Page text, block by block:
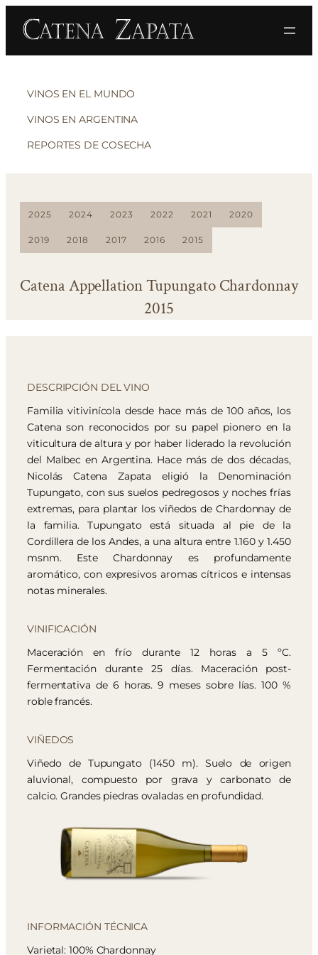
VINOS EN EL MUNDO
VINOS EN ARGENTINA
REPORTES DE COSECHA
2025 2024 2023 2022 2021 2020
2019 2018 2017 2016 2015
Catena Appellation Tupungato Chardonnay
2015
DESCRIPCIÓN DEL VINO
Familia vitivinícola desde hace más de 100 años, los
Catena son reconocidos por su papel pionero en la
viticultura de altura y por haber liderado la revolución
del Malbec en Argentina. Hace más de dos décadas,
Nicolás Catena Zapata eligió la Denominación
Tupungato, con sus suelos pedregosos y noches frías
extremas, para plantar los viñedos de Chardonnay de
la familia. Tupungato está situada al pie de la
Cordillera de los Andes, a una altura entre 1.160 y 1.450
msnm. Este Chardonnay es profundamente
aromático, con expresivos aromas cítricos e intensas
notas minerales.
VINIFICACIÓN
Maceración en frío durante 12 horas a 5 ºC.
Fermentación durante 25 días. Maceración post-
fermentativa de 6 horas. 9 meses sobre lías. 100 %
roble francés.
VIÑEDOS
Viñedo de Tupungato (1450 m). Suelo de origen
aluvional, compuesto por grava y carbonato de
calcio. Grandes piedras ovaladas en profundidad.
INFORMACIÓN TÉCNICA
Varietal: 100% Chardonnay